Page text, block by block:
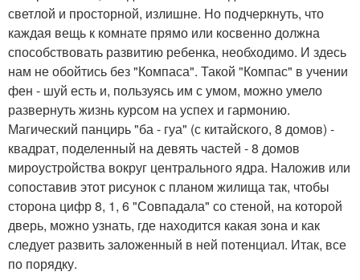
светлой и просторной, излишне. Но подчеркнуть, что
каждая вещь к комнате прямо или косвенно должна
способствовать развитию ребенка, необходимо. И здесь
нам не обойтись без "Компаса". Такой "Компас" в учении
фен - шуй есть и, пользуясь им с умом, можно умело
развернуть жизнь курсом на успех и гармонию.
Магический панцирь "ба - гуа" (с китайского, 8 домов) -
квадрат, поделенный на девять частей - 8 домов
мироустройства вокруг центрального ядра. Наложив или
сопоставив этот рисунок с планом жилища так, чтобы
сторона цифр 8, 1, 6 "Совпадала" со стеной, на которой
дверь, можно узнать, где находится какая зона и как
следует развить заложенный в ней потенциал. Итак, все
по порядку.